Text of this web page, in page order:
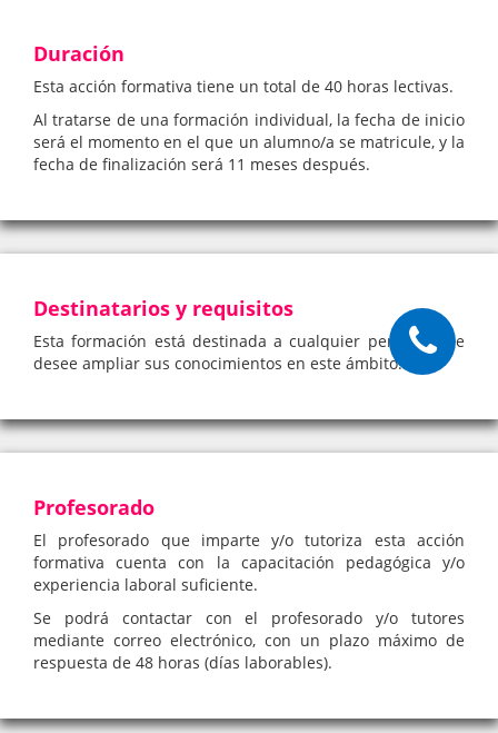
Duración
Esta acción formativa tiene un total de 40 horas lectivas.
Al tratarse de una formación individual, la fecha de inicio
será el momento en el que un alumno/a se matricule, y la
fecha de finalización será 11 meses después.
Destinatarios y requisitos
Esta formación está destinada a cualquier persona que
desee ampliar sus conocimientos en este ámbito.
Profesorado
El profesorado que imparte y/o tutoriza esta acción
formativa cuenta con la capacitación pedagógica y/o
experiencia laboral suficiente.
Se podrá contactar con el profesorado y/o tutores
mediante correo electrónico, con un plazo máximo de
respuesta de 48 horas (días laborables).